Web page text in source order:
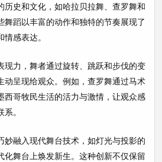
历史和文化，如哈拉贝拉舞、查罗舞和
舞蹈以丰富的动作和独特的节奏展现了
感表达。
现力，舞者通过旋转、跳跃和步伐的变
动呈现给观众。例如，查罗舞通过马术
西哥牧民生活的活力与激情，让观众感
。
妙融入现代舞台技术，如灯光与投影的
化舞台上焕发新生。这种创新不仅保留